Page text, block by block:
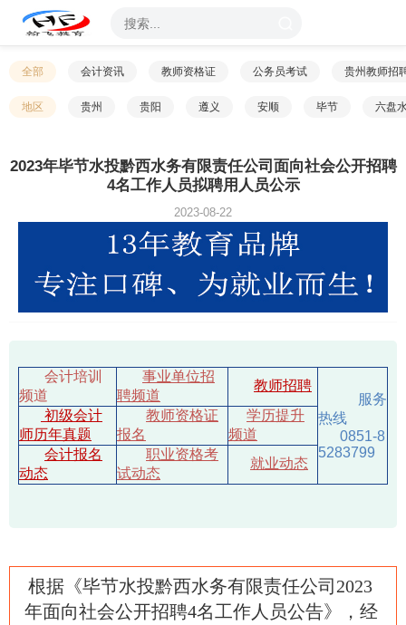
全部 会计资讯 教师资格证 公务员考试 贵州教师招
地区 贵州 贵阳 遵义 安顺 毕节 六盘
2023年毕节水投黔西水务有限责任公司面向社会公开招聘
4名工作人员拟聘用人员公示
2023-08-22
会计培训
频道
事业单位招
聘频道
教师招聘
服务
热线
0851-8
5283799
初级会计
师历年真题
教师资格证
报名
学历提升
频道
会计报名
动态
职业资格考
试动态
就业动态
根据《毕节水投黔西水务有限责任公司2023
年面向社会公开招聘4名工作人员公告》，经